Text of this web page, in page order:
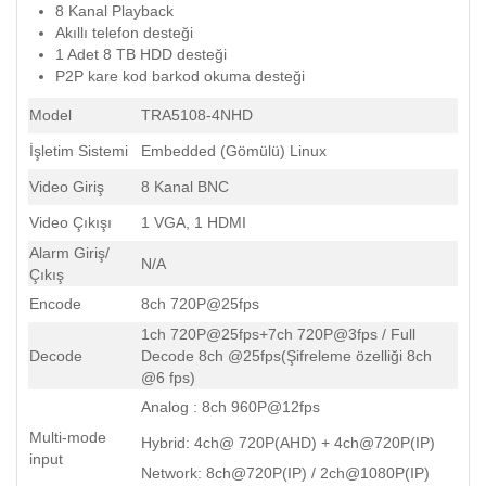
8 Kanal Playback
Akıllı telefon desteği
1 Adet 8 TB HDD desteği
P2P kare kod barkod okuma desteği
Model TRA5108-4NHD
İşletim Sistemi Embedded (Gömülü) Linux
Video Giriş 8 Kanal BNC
Video Çıkışı
1 VGA, 1 HDMI
Alarm Giriş/
Çıkış
N/A
Encode 8ch 720P@25fps
Decode
1ch 720P@25fps+7ch 720P@3fps / Full
Decode 8ch @25fps(Şifreleme özelliği 8ch
@6 fps)
Multi-mode
input
Analog : 8ch 960P@12fps
Hybrid: 4ch@ 720P(AHD) + 4ch@720P(IP)
Network: 8ch@720P(IP) / 2ch@1080P(IP)